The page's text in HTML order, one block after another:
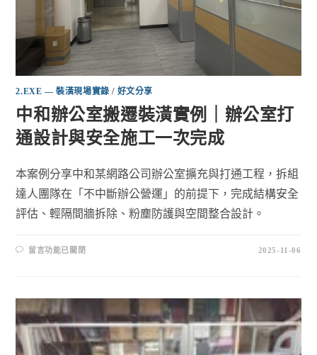
2.EXE — 裝潢現場實錄 / 好文分享
中和辦公室搬遷裝潢實例｜辦公室打
通設計與安全施工一次完成
本案例分享中和某網路公司辦公室擴充與打通工程，拆組
達人團隊在「不中斷辦公營運」的前提下，完成結構安全
評估、輕隔間牆拆除、粉塵防護與空間整合設計。
留言功能已關閉 2025-11-06